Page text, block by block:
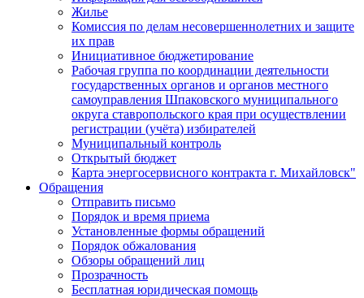
Жилье
Комиссия по делам несовершеннолетних и защите
их прав
Инициативное бюджетирование
Рабочая группа по координации деятельности
государственных органов и органов местного
самоуправления Шпаковского муниципального
округа ставропольского края при осуществлении
регистрации (учёта) избирателей
Муниципальный контроль
Открытый бюджет
Карта энергосервисного контракта г. Михайловск"
Обращения
Отправить письмо
Порядок и время приема
Установленные формы обращений
Порядок обжалования
Обзоры обращений лиц
Прозрачность
Бесплатная юридическая помощь